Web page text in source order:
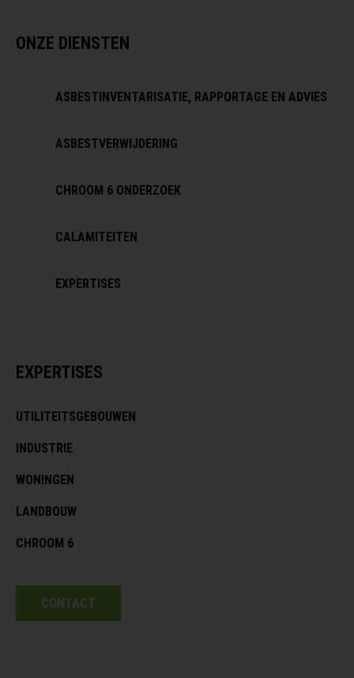
ONZE DIENSTEN
ASBESTINVENTARISATIE, RAPPORTAGE EN ADVIES
ASBESTVERWIJDERING
CHROOM 6 ONDERZOEK
CALAMITEITEN
EXPERTISES
EXPERTISES
UTILITEITSGEBOUWEN
INDUSTRIE
WONINGEN
LANDBOUW
CHROOM 6
CONTACT